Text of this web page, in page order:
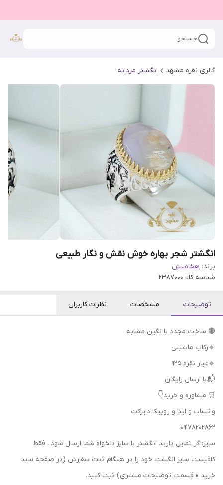
جستجو
گالری نقره مشهد انگشتر مردانه
انگشتر شجر بهاره خوش نقش و نگار طبیعی
برند: هخامنش
شناسه کالا 2387000
توضیحات مشخصات نظرات کاربران
🔴 ساخت مجدد با نگین مشابه
🔸رکاب ماشینی
🔹عیار نقره 925
📬با ارسال رایگان
🛒 مشاوره و خرید👇
واتساپ و ایتا و روبیکا دایرکت
09178202862
سایز:اگر تمایل دارید انگشتر با سایز دلخواه شما ارسال شود ، فقط
کافیست سایز انگشت خود را در هنگام ثبت سفارش (در صفحه سبد
خرید » قسمت توضیحات مشتری) ثبت کنید.